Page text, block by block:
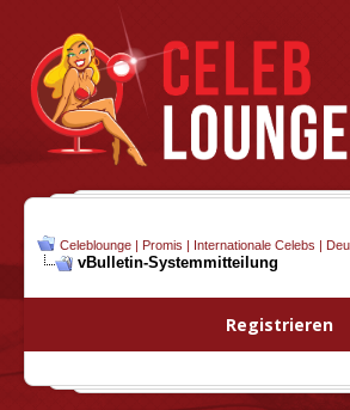
Celeblounge | Promis | Internationale Celebs |
vBulletin-Systemmitteilung
Registrieren